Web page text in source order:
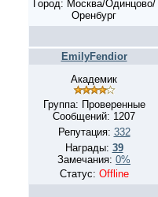
Город: Москва/Одинцово/
Оренбург
EmilyFendior
Академик
Группа: Проверенные
Сообщений: 1207
Репутация: 332
Награды: 39
Замечания: 0%
Статус: Offline